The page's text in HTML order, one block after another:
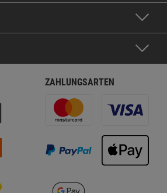
ZAHLUNGSARTEN